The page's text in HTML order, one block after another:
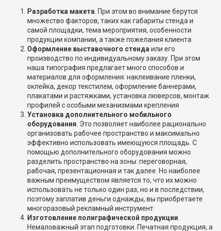
Разработка макета. При этом во внимание берутся
множество факторов, таких как габариты стенда и
самой площадки, тема мероприятия, особенности
продукции компании, а также пожелания клиента
Оформление выставочного стендаили его
производство по индивидуальному заказу. При этом
наша типография предлагает много способов и
материалов для оформления: наклеивание пленки,
оклейка, декор текстилем, оформление баннерами,
плакатами и растяжками, установка люверсов, монтаж
профилей с особыми механизмами крепления
Установка дополнительного мобильного
оборудования. Это позволяет наиболее рационально
организовать рабочее пространство и максимально
эффективно использовать имеющуюся площадь. С
помощью дополнительного оборудования можно
разделить пространство на зоны: переговорная,
рабочая, презентационная и так далее. Но наиболее
важным преимуществом является то, что их можно
использовать не только один раз, но и в последствии,
поэтому заплатив деньги однажды, вы приобретаете
многоразовый рекламный инструмент
Изготовление полиграфической продукции.
Немаловажный этап подготовки. Печатная продукция, а